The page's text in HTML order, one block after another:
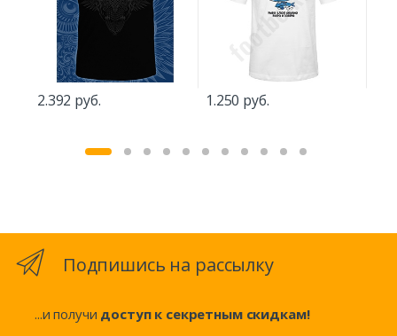
2.392 руб. 1.250 руб.
Подпишись на рассылку
...и получи доступ к секретным скидкам!